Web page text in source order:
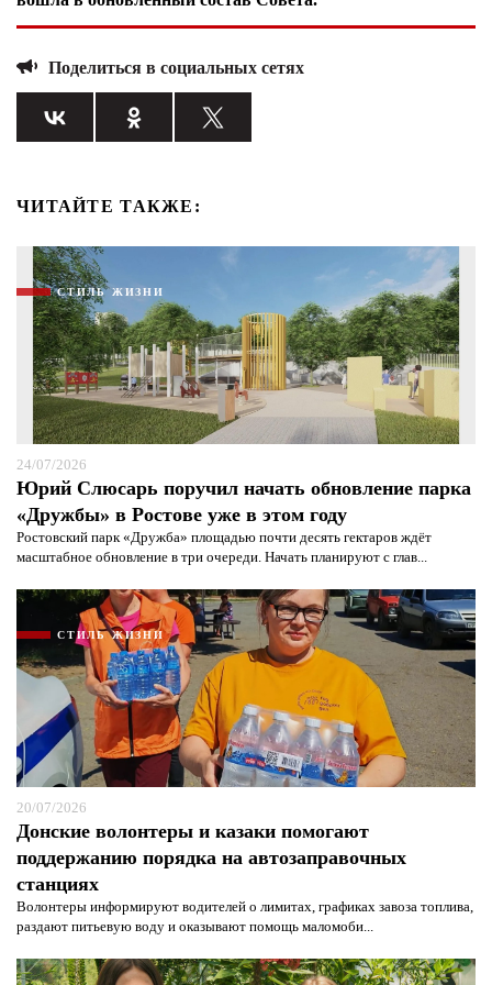
Поделиться в социальных сетях
ЧИТАЙТЕ ТАКЖЕ:
СТИЛЬ ЖИЗНИ
24/07/2026
Юрий Слюсарь поручил начать обновление парка
«Дружбы» в Ростове уже в этом году
Ростовский парк «Дружба» площадью почти десять гектаров ждёт
масштабное обновление в три очереди. Начать планируют с глав...
СТИЛЬ ЖИЗНИ
20/07/2026
Донские волонтеры и казаки помогают
поддержанию порядка на автозаправочных
станциях
Волонтеры информируют водителей о лимитах, графиках завоза топлива,
раздают питьевую воду и оказывают помощь маломоби...
Я согласен сполитикой конфиденциальности и
защиты информации*
Я согласен сполитикой конфиденциальности и
защиты информации*